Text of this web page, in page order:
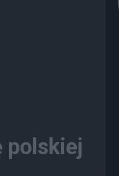
polskiej